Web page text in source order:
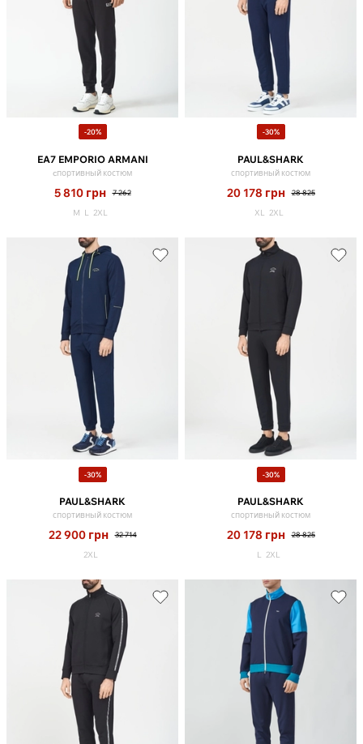
-20%
EA7 EMPORIO ARMANI
cпортивный костюм
5 810 грн 7 262
M L 2XL
-30%
PAUL&SHARK
спортивный костюм
20 178 грн 28 825
XL 2XL
-30%
PAUL&SHARK
спортивный костюм
22 900 грн 32 714
2XL
-30%
PAUL&SHARK
спортивный костюм
20 178 грн 28 825
L 2XL